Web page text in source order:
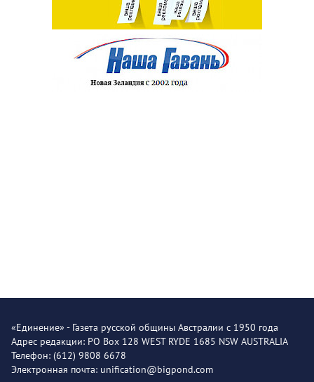
«Единение» - Газета русской общины Австралии с 1950 года
Адрес редакции: PO Box 128 WEST RYDE 1685 NSW AUSTRALIA
Телефон: (612) 9808 6678
Электронная почта: unification@bigpond.com